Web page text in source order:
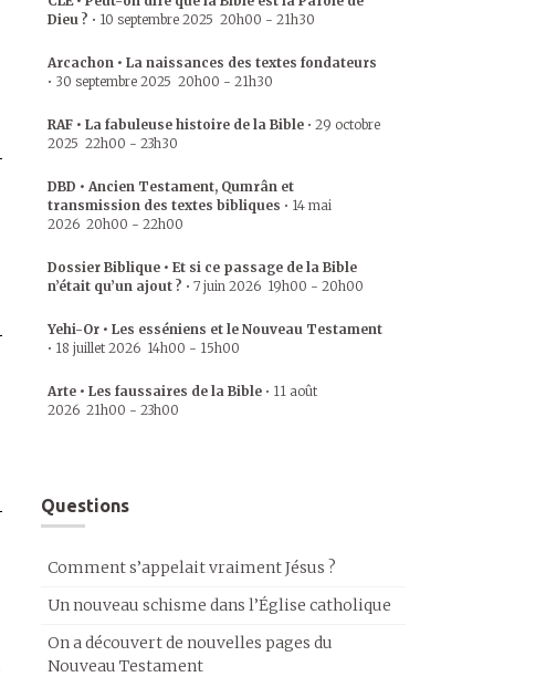
Dieu ? • 10 septembre 2025 20h00 - 21h30
Arcachon • La naissances des textes fondateurs
• 30 septembre 2025 20h00 - 21h30
RAF • La fabuleuse histoire de la Bible • 29 octobre
2025 22h00 - 23h30
DBD • Ancien Testament, Qumrân et
transmission des textes bibliques • 14 mai
2026 20h00 - 22h00
Dossier Biblique • Et si ce passage de la Bible
n’était qu’un ajout ? • 7 juin 2026 19h00 - 20h00
Yehi-Or • Les esséniens et le Nouveau Testament
• 18 juillet 2026 14h00 - 15h00
Arte • Les faussaires de la Bible • 11 août
2026 21h00 - 23h00
Questions
Comment s’appelait vraiment Jésus ?
Un nouveau schisme dans l’Église catholique
On a découvert de nouvelles pages du
Nouveau Testament